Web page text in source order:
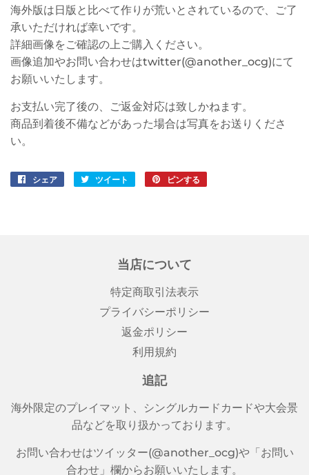
海外版は日版と比べて作りが荒いとされているので、ご了
承いただければ幸いです。
詳細画像をご確認の上ご購入ください。
画像追加やお問い合わせはtwitter(@another_ocg)にて
お願いいたします。
お支払い完了後の、ご返金対応は致しかねます。
商品到着後不備などがあった場合は写真をお送りくださ
い。
シェア
Facebookツイート
Twitter
ピンする
当店について
特定商取引法表示
プライバシーポリシー
返金ポリシー
利用規約
追記
海外限定のプレイマット、シングルカードカードや大会景
品などを取り扱かっております。
お問い合わせはツイッター(@another_ocg)や「お問い
合わせ」欄からお願いいたします。